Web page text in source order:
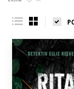
Young adult (SK)